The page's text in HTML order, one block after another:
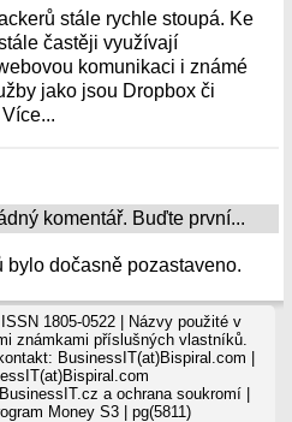
stále rychle stoupá. Ke
častěji využívají
komunikaci i známé
jako jsou Dropbox či
komentář. Buďte první...
dočasně pozastaveno.
1805-0522 | Názvy použité v
známkami příslušných vlastníků.
BusinessIT(at)Bispiral.com |
a ochrana soukromí|
Money S3| pg(5811)